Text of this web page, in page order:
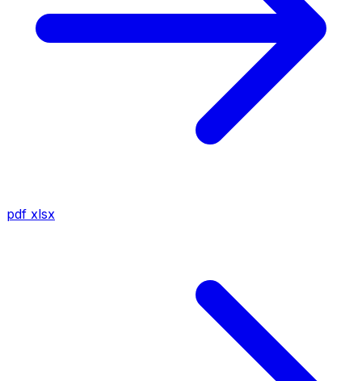
pdf xlsx